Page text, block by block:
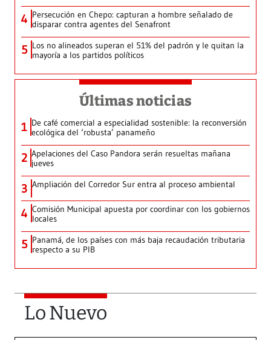
4 Persecución en Chepo: capturan a hombre señalado de
disparar contra agentes del Senafront
5 Los no alineados superan el 51% del padrón y le quitan la
mayoría a los partidos políticos
Últimas noticias
1 De café comercial a especialidad sostenible: la reconversión
ecológica del ‘robusta’ panameño
2 Apelaciones del Caso Pandora serán resueltas mañana
jueves
3 Ampliación del Corredor Sur entra al proceso ambiental
4 Comisión Municipal apuesta por coordinar con los gobiernos
locales
5 Panamá, de los países con más baja recaudación tributaria
respecto a su PIB
Lo Nuevo